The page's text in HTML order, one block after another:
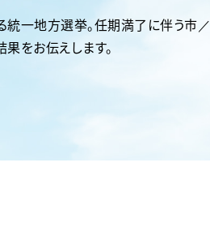
統一地方選挙。任期満了に伴う市／
をお伝えします。